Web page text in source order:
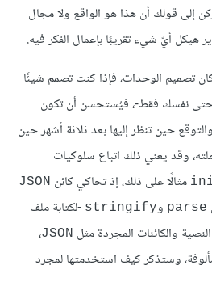
إلى قولك أن هذا هو الواقع ولا مجال
هيكل أيّ شيء تقريبًا بإعمال الفكر فيه.
تصميم الوحدات، فإذا كنت تصمم شيئًا
نفسك فقط-، فيُستحسن أن تكون
حين تنظر إليها بعد ثلاثة أشهر حين
وقد يعني ذلك اتباع سلوكيات
مثالًا على ذلك، إذ تحاكي كائن JSON
parse وstringify -لكتابة ملف
JSON،
وستذكر كيف استخدمتها لمجرد